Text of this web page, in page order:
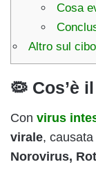
Cosa
Altro sul
🦠 Cos’è
Con virus
virale,
Norovirus,